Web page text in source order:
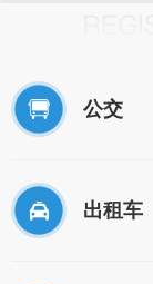
公交
出租车